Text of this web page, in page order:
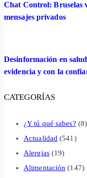
Chat Control: Bruselas
mensajes privados
Desinformación en
evidencia y con la
CATEGORÍAS
¿Y tú qué sabes? (8)
Actualidad (541)
Alergias(19)
Alimentación (147)